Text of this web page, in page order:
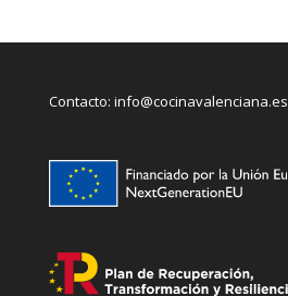
Contacto: info@cocinavalenciana.es